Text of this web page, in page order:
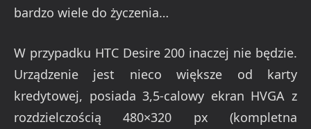
bardzo wiele do życzenia…
W przypadku HTC Desire 200 inaczej nie będzie.
Urządzenie jest nieco większe od karty
kredytowej, posiada 3,5-calowy ekran HVGA z
rozdzielczością 480×320 px (kompletna